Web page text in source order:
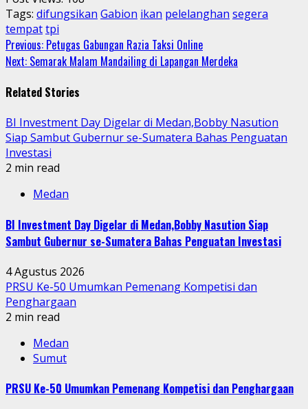
Tags: difungsikan Gabion ikan pelelanghan segera
tempattpi
Continue
Reading
Previous: Petugas Gabungan Razia Taksi Online
Next: Semarak Malam Mandailing di Lapangan Merdeka
Related Stories
BI Investment Day Digelar di Medan,Bobby Nasution
Siap Sambut Gubernur se-Sumatera Bahas Penguatan
Investasi
2 min read
Medan
BI Investment Day Digelar di Medan,Bobby Nasution Siap
Sambut Gubernur se-Sumatera Bahas Penguatan Investasi
4 Agustus 2026
PRSU Ke-50 Umumkan Pemenang Kompetisi dan
Penghargaan
2 min read
Medan
Sumut
PRSU Ke-50 Umumkan Pemenang Kompetisi dan Penghargaan